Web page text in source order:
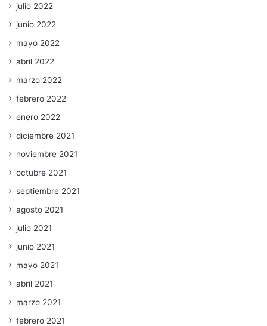
julio 2022
junio 2022
mayo 2022
abril 2022
marzo 2022
febrero 2022
enero 2022
diciembre 2021
noviembre 2021
octubre 2021
septiembre 2021
agosto 2021
julio 2021
junio 2021
mayo 2021
abril 2021
marzo 2021
febrero 2021